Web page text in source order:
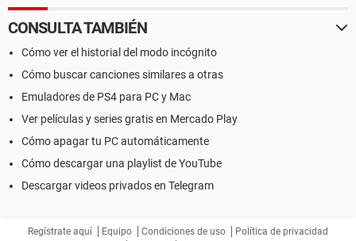
CONSULTA TAMBIÉN
Cómo ver el historial del modo incógnito
Cómo buscar canciones similares a otras
Emuladores de PS4 para PC y Mac
Ver películas y series gratis en Mercado Play
Cómo apagar tu PC automáticamente
Cómo descargar una playlist de YouTube
Descargar videos privados en Telegram
Regístrate aquí Equipo Condiciones de uso
Política de privacidad